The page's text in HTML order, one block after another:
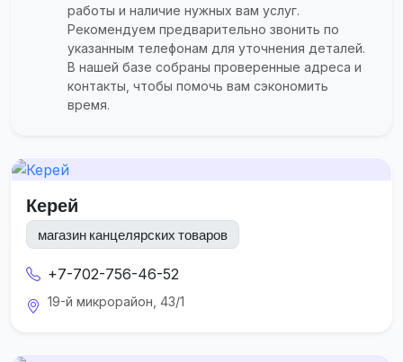
работы и наличие нужных вам услуг.
Рекомендуем предварительно звонить по
указанным телефонам для уточнения деталей.
В нашей базе собраны проверенные адреса и
контакты, чтобы помочь вам сэкономить
время.
Керей
магазин канцелярских товаров
+7-702-756-46-52
19-й микрорайон, 43/1